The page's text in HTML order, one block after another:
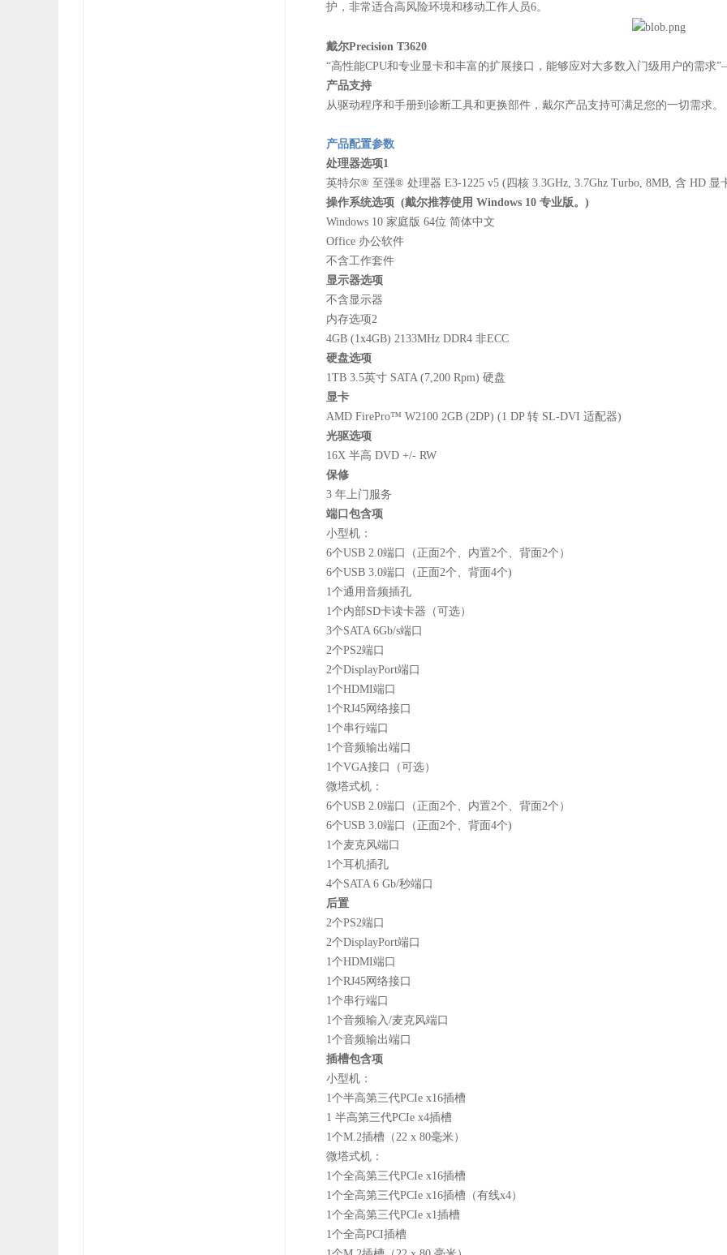
护，非常适合高风险环境和移动工作人员6。
戴尔Precision T3620
“高性能CPU和专业显卡和丰富的扩展接口，能够应对大多数入门级用户的需求
产品支持
从驱动程序和手册到诊断工具和更换部件，戴尔产品支持可满足您的一切需求。
产品配置参数
处理器选项1
英特尔® 至强® 处理器 E3-1225 v5 (四核 3.3GHz, 3.7Ghz Turbo, 8MB, 含 HD 显
操作系统选项 (戴尔推荐使用 Windows 10 专业版。)
Windows 10 家庭版 64位 简体中文
Office 办公软件
不含工作套件
显示器选项
不含显示器
内存选项2
4GB (1x4GB) 2133MHz DDR4 非ECC
硬盘选项
1TB 3.5英寸 SATA (7,200 Rpm) 硬盘
显卡
AMD FirePro™ W2100 2GB (2DP) (1 DP 转 SL-DVI 适配器)
光驱选项
16X 半高 DVD +/- RW
保修
3 年上门服务
端口包含项
小型机：
6个USB 2.0端口（正面2个、内置2个、背面2个）
6个USB 3.0端口（正面2个、背面4个)
1个通用音频插孔
1个内部SD卡读卡器（可选）
3个SATA 6Gb/s端口
2个PS2端口
2个DisplayPort端口
1个HDMI端口
1个RJ45网络接口
1个串行端口
1个音频输出端口
1个VGA接口（可选）
微塔式机：
6个USB 2.0端口（正面2个、内置2个、背面2个）
6个USB 3.0端口（正面2个、背面4个)
1个麦克风端口
1个耳机插孔
4个SATA 6 Gb/秒端口
后置
2个PS2端口
2个DisplayPort端口
1个HDMI端口
1个RJ45网络接口
1个串行端口
1个音频输入/麦克风端口
1个音频输出端口
插槽包含项
小型机：
1个半高第三代PCIe x16插槽
1 半高第三代PCIe x4插槽
1个M.2插槽（22 x 80毫米）
微塔式机：
1个全高第三代PCIe x16插槽
1个全高第三代PCIe x16插槽（有线x4）
1个全高第三代PCIe x1插槽
1个全高PCI插槽